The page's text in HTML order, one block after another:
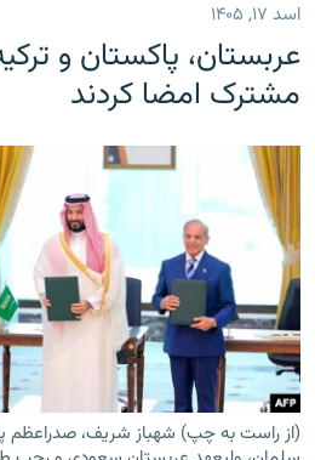
اسد ۱۷, ۱۴۰۵
عربستان، پاکستان و
مشترک امضا کردند
(از راست به چپ) شهباز شریف، صدراعظم